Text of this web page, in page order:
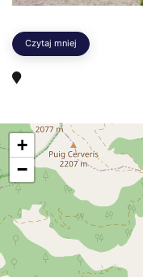
Czytaj mniej
+
−